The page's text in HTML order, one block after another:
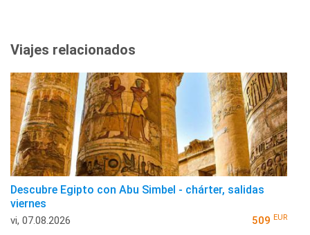
Viajes relacionados
Descubre Egipto con Abu Simbel - chárter, salidas
viernes
vi, 07.08.2026 509 EUR